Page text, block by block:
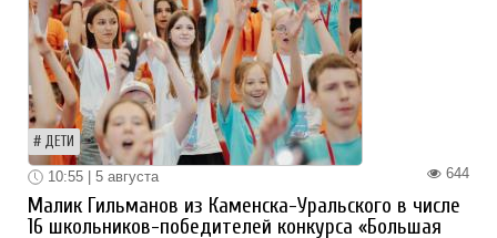
ДЕТИ
644
10:55 | 5 августа
Малик Гильманов из Каменска-Уральского в числе
16 школьников-победителей конкурса «Большая